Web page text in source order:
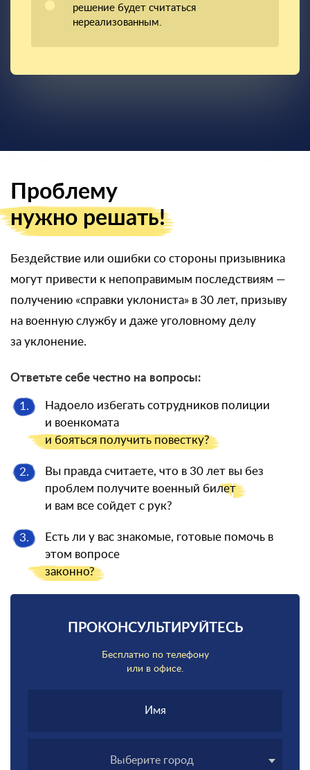
решение будет считаться
нереализованным.
Проблему
нужно решать!
Бездействие или ошибки со стороны призывника
могут привести к непоправимым последствиям —
получению «справки уклониста» в 30 лет, призыву
на военную службу и даже уголовному делу
за уклонение.
Ответьте себе честно на вопросы:
1.
Надоело избегать сотрудников полиции
и военкомата
и бояться получить повестку?
2.
Вы правда считаете, что в 30 лет вы без
проблем получите военный билет
и вам все сойдет с рук?
3.
Есть ли у вас знакомые, готовые помочь в
этом вопросе
законно?
ПРОКОНСУЛЬТИРУЙТЕСЬ
Бесплатно по телефону
или в офисе.
Выберите город